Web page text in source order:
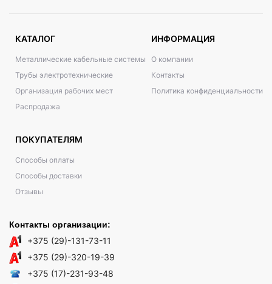
КАТАЛОГ
Металлические кабельные системы
Трубы электротехнические
Организация рабочих мест
Распродажа
ИНФОРМАЦИЯ
О компании
Контакты
Политика конфиденциальности
ПОКУПАТЕЛЯМ
Способы оплаты
Способы доставки
Отзывы
Контакты организации:
+375 (29)-131-73-11
+375 (29)-320-19-39
+375 (17)-231-93-48